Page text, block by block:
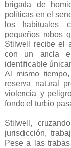
brigada de
políticas en el
los habituales
pequeños robos
Stilwell recibe el
con un ancla
identificable
Al mismo
reserva natural
violencia y
fondo el turbio
Stilwell,
jurisdicción,
Pese a las